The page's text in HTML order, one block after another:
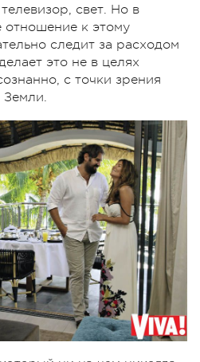
свет. Но в
отношение к этому
следит за расходом
это не в целях
с точки зрения